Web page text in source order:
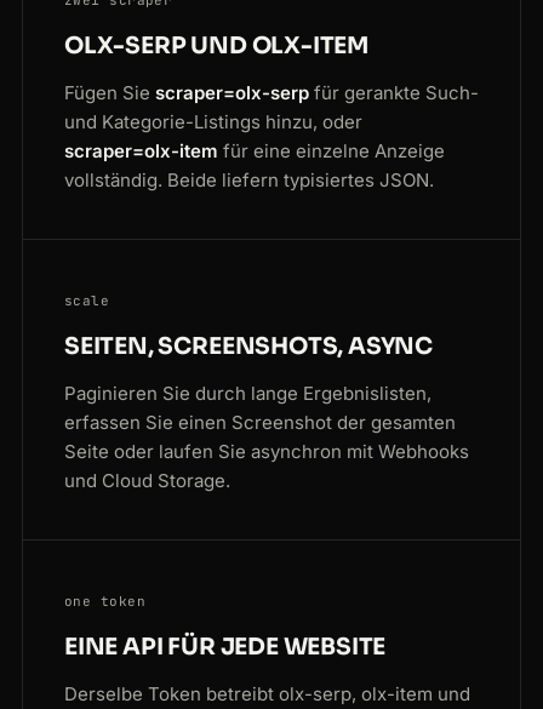
OLX-SERP UND OLX-ITEM
Fügen Sie scraper=olx-serp für gerankte Such-
und Kategorie-Listings hinzu, oder
scraper=olx-item für eine einzelne Anzeige
vollständig. Beide liefern typisiertes JSON.
scale
SEITEN, SCREENSHOTS, ASYNC
Paginieren Sie durch lange Ergebnislisten,
erfassen Sie einen Screenshot der gesamten
Seite oder laufen Sie asynchron mit Webhooks
und Cloud Storage.
one token
EINE API FÜR JEDE WEBSITE
Derselbe Token betreibt olx-serp, olx-item und